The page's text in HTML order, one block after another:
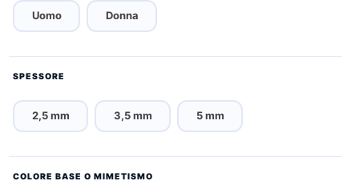
Uomo Donna
SPESSORE
2,5 mm 3,5 mm 5 mm
COLORE BASE O MIMETISMO